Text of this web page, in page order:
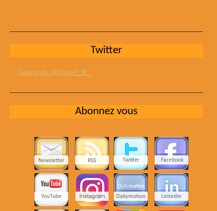
Twitter
Tweets de @Expert_IE_
Abonnez vous